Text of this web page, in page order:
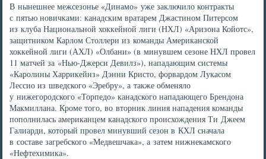
В нынешнее межсезонье «Динамо» уже заключило контракты
с пятью новичками: канадским вратарем Джастином Питерсом
из клуба Национальной хоккейной лиги (НХЛ) «Аризона Койотс»,
защитником Карлом Столлери из команды Американской
хоккейной лиги (АХЛ) «Олбани» (в минувшем сезоне НХЛ провел
11 матчей за «Нью-Джерси Девилз»), нападающим системы
«Каролины Харрикейнз» Дэнни Кристо, форвардом Лукасом
Лессио из шведского «Эребру», а также обменяло
у нижегородского «Торпедо» канадского нападающего Брендона
Макмиллана. Кроме того, во вторник линия нападения команды
пополнилась американцем канадского происхождения Ти Джеем
Галиарди, который провел минувший сезон в КХЛ сначала
в составе загребского «Медвешчака», а затем нижнекамского
«Нефтехимика».